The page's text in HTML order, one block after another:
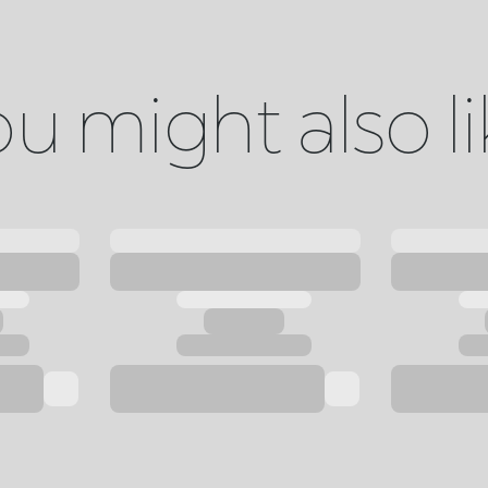
might also